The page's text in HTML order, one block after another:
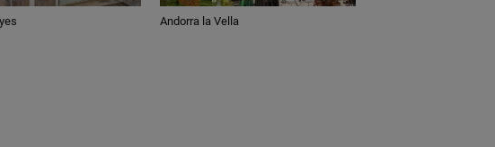
Andorra la Vella